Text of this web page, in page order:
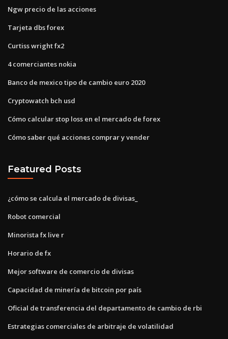
Ngw precio de las acciones
Tarjeta dbs forex
Curtiss wright fx2
4 comerciantes nokia
Banco de mexico tipo de cambio euro 2020
Cryptowatch bch usd
Cómo calcular stop loss en el mercado de forex
Cómo saber qué acciones comprar y vender
Featured Posts
¿cómo se calcula el mercado de divisas_
Robot comercial
Minorista fx live r
Horario de fx
Mejor software de comercio de divisas
Capacidad de minería de bitcoin por país
Oficial de transferencia del departamento de cambio de rbi
Estrategias comerciales de arbitraje de volatilidad